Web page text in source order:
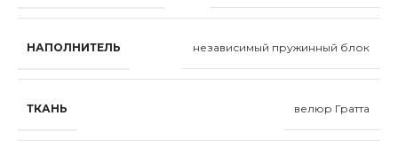
НАПОЛНИТЕЛЬ независимый пружинный блок
ТКАНЬ велюр Гратта